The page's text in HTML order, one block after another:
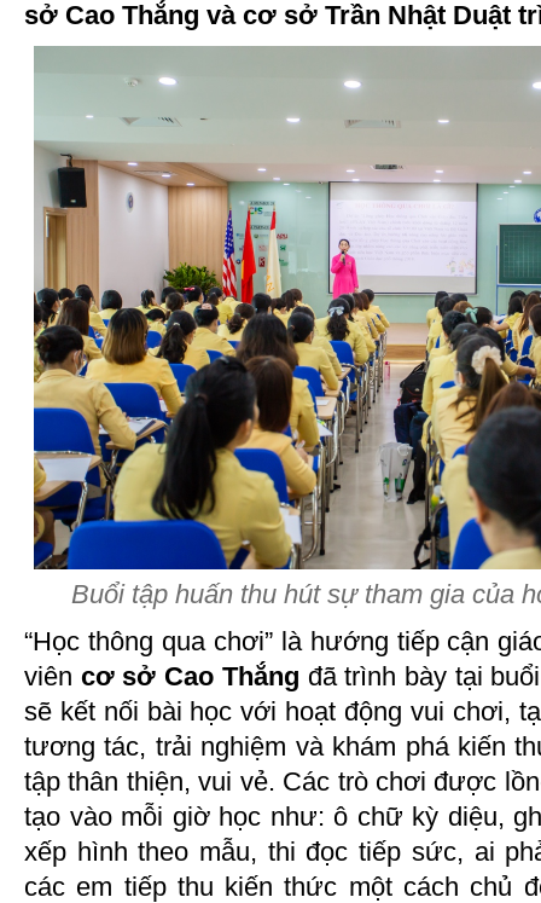
sở Cao Thắng và cơ sở Trần Nhật Duật
Buổi tập huấn thu hút sự tham gia của
“Học thông qua chơi” là hướng tiếp cận
viên cơ sở Cao Thắng đã trình bày tại
sẽ kết nối bài học với hoạt động vui chơi,
tương tác, trải nghiệm và khám phá kiến
tập thân thiện, vui vẻ. Các trò chơi được
tạo vào mỗi giờ học như: ô chữ kỳ diệu,
xếp hình theo mẫu, thi đọc tiếp sức, ai
các em tiếp thu kiến thức một cách chủ